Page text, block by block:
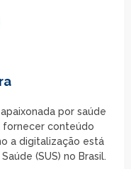
por saúde
fornecer conteúdo
a digitalização está
(SUS) no Brasil.